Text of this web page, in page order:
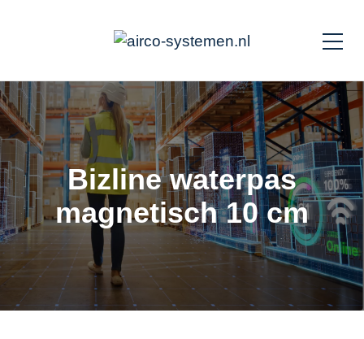
Bizline waterpas
magnetisch 10 cm